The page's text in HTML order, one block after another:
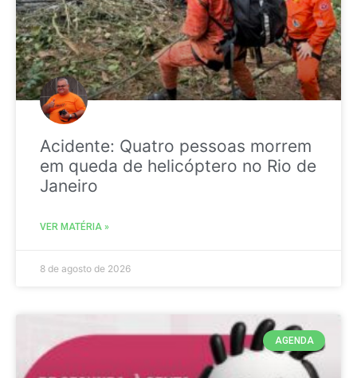
Acidente: Quatro pessoas morrem
em queda de helicóptero no Rio de
Janeiro
VER MATÉRIA »
8 de agosto de 2026
AGENDA